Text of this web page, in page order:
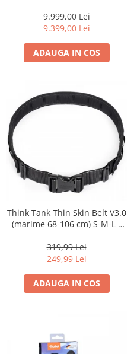
Transmitator de fisiere fara fir
Vizor
Accesorii diverse
Genti foto
Genti Holster TopLoader
Genti, Troller Video
Rucsacuri Foto
Only One Shoulder - SlingShot
Tocuri si huse protectie aparate
Hamuri si Centuri foto
Curele Aparat - Umar
Genti Laptop si iPad
Hand Strap / Grip
Troller
Video / Camere si accesorii
Camere video profesionale
9.999,00 Lei
9.399,00 Lei
ADAUGA IN COS
Think Tank Thin Skin Belt V3.0
(marime 68-106 cm) S-M-L -
319,99 Lei
249,99 Lei
ADAUGA IN COS